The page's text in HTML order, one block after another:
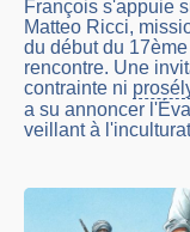
François s'appuie
Matteo Ricci,
du début du
rencontre. Une
contrainte ni
a su annoncer
veillant à